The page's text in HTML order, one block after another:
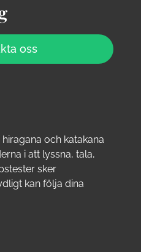
oss
och katakana
i att lyssna, tala,
sker
kan följa dina